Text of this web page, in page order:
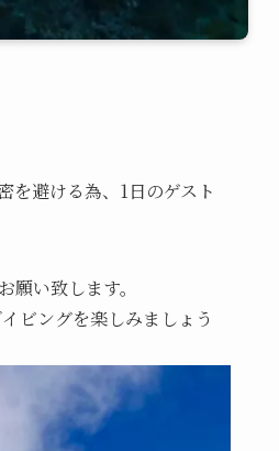
避ける為、1日のゲスト
い致します。
ビングを楽しみましょう